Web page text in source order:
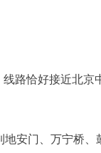
路恰好接近北京
安门、万宁桥